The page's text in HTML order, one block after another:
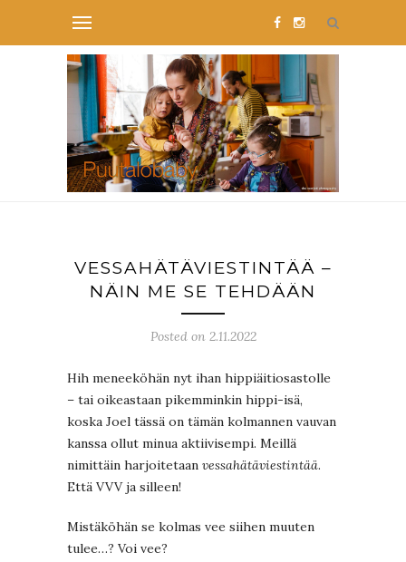
VESSAHÄTÄVIESTINTÄÄ –
NÄIN ME SE TEHDÄÄN
Posted on 2.11.2022
Hih meneeköhän nyt ihan hippiäitiosastolle
– tai oikeastaan pikemminkin hippi-isä,
koska Joel tässä on tämän kolmannen vauvan
kanssa ollut minua aktiivisempi. Meillä
nimittäin harjoitetaan vessahätäviestintää.
Että VVV ja silleen!
Mistäköhän se kolmas vee siihen muuten
tulee…? Voi vee?